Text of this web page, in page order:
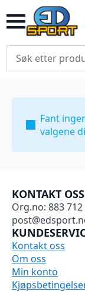
Fant
valgene
KONTAKT OSS
Org.no: 883 712
Kontakt oss
Om oss
Min konto